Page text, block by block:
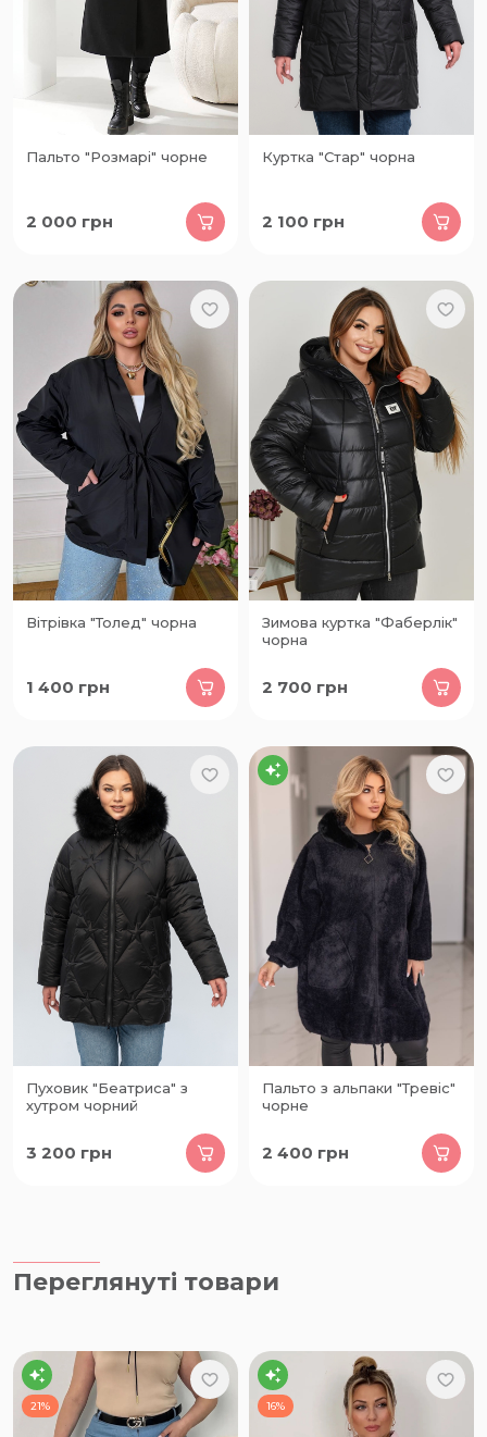
Пальто "Розмарі" чорне
2 000 грн
Куртка "Стар" чорна
2 100 грн
Вітрівка "Толед" чорна
1 400 грн
Зимова куртка "Фаберлік"
чорна
2 700 грн
Пуховик "Беатриса" з
хутром чорний
3 200 грн
Пальто з альпаки "Тревіс"
чорне
2 400 грн
Переглянуті товари
21% 16%